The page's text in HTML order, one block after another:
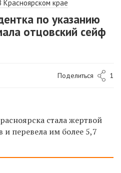
Красноярском крае
по указанию
отцовский сейф
Поделиться 1
стала жертвой
перевела им более 5,7